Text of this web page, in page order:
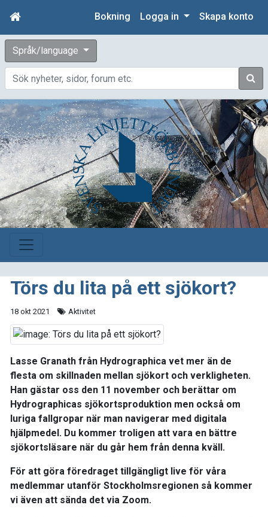
Bokning Logga in Skapa konto
Språk/language
Sök
Törs du lita på ett sjökort?
18 okt 2021 Aktivitet
Lasse Granath från Hydrographica vet mer än de
flesta om skillnaden mellan sjökort och verkligheten.
Han gästar oss den 11 november och berättar om
Hydrographicas sjökortsproduktion men också om
luriga fallgropar när man navigerar med digitala
hjälpmedel. Du kommer troligen att vara en bättre
sjökortsläsare när du går hem från denna kväll.
För att göra föredraget tillgängligt live för våra
medlemmar utanför Stockholmsregionen så kommer
vi även att sända det via Zoom.